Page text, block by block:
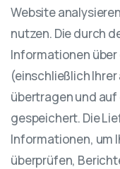
Website
nutzen. Die durch
Informationen
(einschließlich
übertragen und
gespeichert. Die
Informationen, um
überprüfen,